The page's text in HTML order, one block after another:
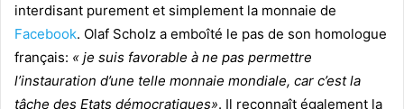
interdisant purement et simplement la monnaie de
Facebook. Olaf Scholz a emboîté le pas de son homologue
français: « je suis favorable à ne pas permettre
l’instauration d’une telle monnaie mondiale, car c’est la
tâche des Etats démocratiques». Il reconnaît également la